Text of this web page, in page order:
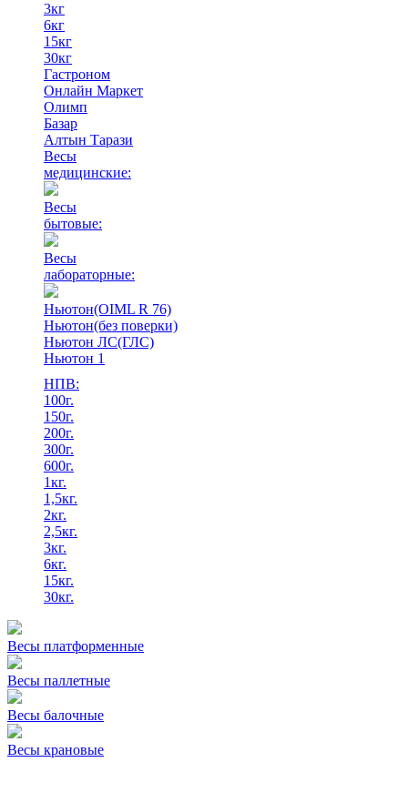
3кг
6кг
15кг
30кг
Гастроном
Онлайн Маркет
Олимп
Базар
Алтын Тарази
Весы
медицинские:
Весы
бытовые:
Весы
лабораторные:
Ньютон(OIML R 76)
Ньютон(без поверки)
Ньютон ЛС(ГЛС)
Ньютон 1
НПВ:
100г.
150г.
200г.
300г.
600г.
1кг.
1,5кг.
2кг.
2,5кг.
3кг.
6кг.
15кг.
30кг.
Весы платформенные
Весы паллетные
Весы балочные
Весы крановые